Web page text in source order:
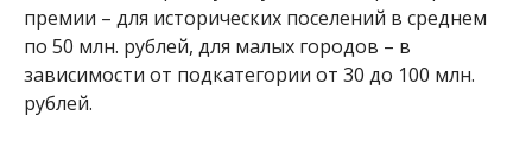
премии – для исторических поселений в среднем
по 50 млн. рублей, для малых городов – в
зависимости от подкатегории от 30 до 100 млн.
рублей.